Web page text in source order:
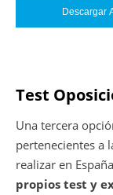
Descargar
Test
Una tercera
pertenecientes a
realizar en
propios test y